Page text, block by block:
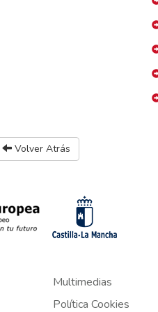
Volver Atrás
Multimedias
Política Cookies